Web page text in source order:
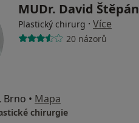
MUDr. David Štěpán
Plastický chirurg · Více
20 názorů
Brno • Mapa
chirurgie